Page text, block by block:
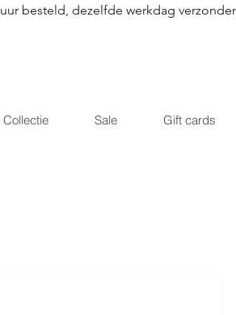
Collectie Sale Gift cards
uur besteld, dezelfde werkdag